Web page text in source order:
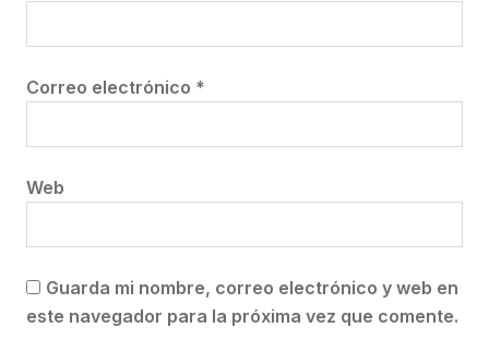
Correo electrónico *
Web
Guarda mi nombre, correo electrónico y web en
este navegador para la próxima vez que comente.